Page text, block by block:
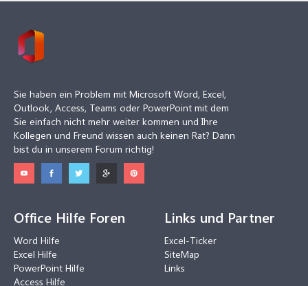
Sie haben ein Problem mit Microsoft Word, Excel,
Outlook, Access, Teams oder PowerPoint mit dem
Sie einfach nicht mehr weiter kommen und Ihre
Kollegen und Freund wissen auch keinen Rat? Dann
bist du in unserem Forum richtig!
Office Hilfe Foren
Word Hilfe
Excel Hilfe
PowerPoint Hilfe
Access Hilfe
Links und Partner
Excel-Ticker
SiteMap
Links